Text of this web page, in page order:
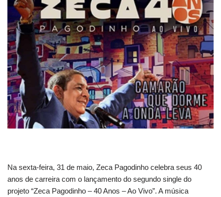
Na sexta-feira, 31 de maio, Zeca Pagodinho celebra seus 40
anos de carreira com o lançamento do segundo single do
projeto “Zeca Pagodinho – 40 Anos – Ao Vivo”. A música